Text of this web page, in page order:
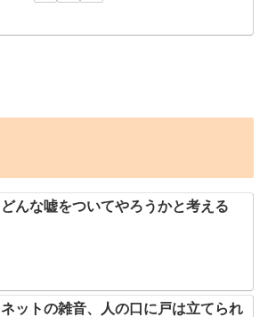
どんな嘘をついてやろうかと考える
ネットの雑音、人の口に戸は立てられ